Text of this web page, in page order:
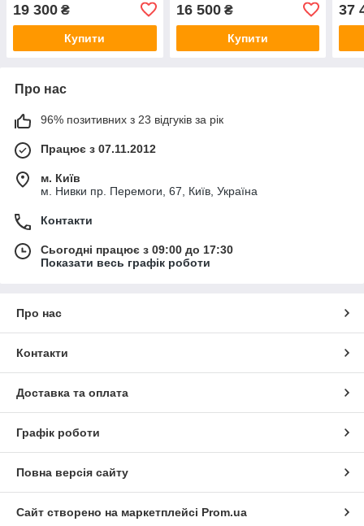
19 300 ₴
Купити
16 500₴
Купити
37
Про нас
96% позитивних з 23 відгуків за рік
Працює з 07.11.2012
м. Київ
м. Нивки пр. Перемоги, 67, Київ, Україна
Контакти
Сьогодні працює з 09:00 до 17:30
Показати весь графік роботи
Про нас
Контакти
Доставка та оплата
Графік роботи
Повна версія сайту
Сайт створено на маркетплейсі Prom.ua